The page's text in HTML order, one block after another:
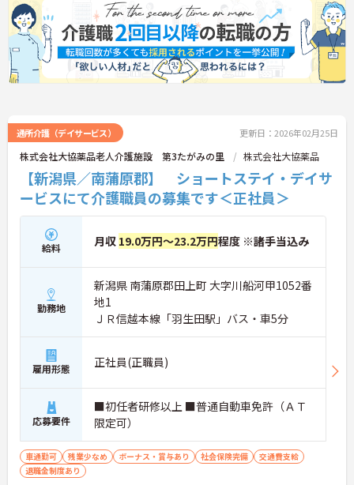
通所介護（デイサービス） 更新日：2026年02月25日
株式会社大協薬品老人介護施設 第3たがみの里 株式会社大協薬品
【新潟県／南蒲原郡】 ショートステイ・デイサ
ービスにて介護職員の募集です＜正社員＞
給料 月収 19.0万円～23.2万円程度 ※諸手当込み
勤務地
新潟県 南蒲原郡田上町 大字川船河甲1052番
地1
ＪＲ信越本線「羽生田駅」バス・車5分
雇用形態 正社員(正職員)
応募要件
■初任者研修以上 ■普通自動車免許（ＡＴ
限定可）
車通勤可 残業少なめ ボーナス・賞与あり 社会保険完備
交通費支給
退職金制度あり